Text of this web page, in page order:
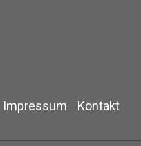
Impressum Kontakt